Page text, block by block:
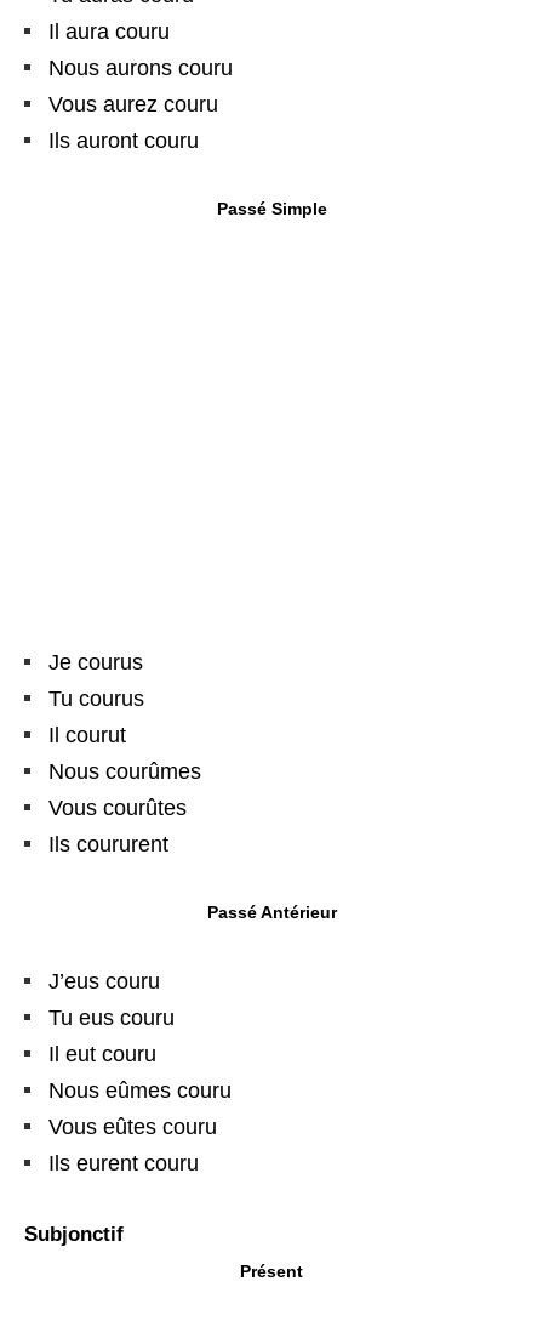
Il aura couru
Nous aurons couru
Vous aurez couru
Ils auront couru
Passé Simple
Je courus
Tu courus
Il courut
Nous courûmes
Vous courûtes
Ils coururent
Passé Antérieur
J’eus couru
Tu eus couru
Il eut couru
Nous eûmes couru
Vous eûtes couru
Ils eurent couru
Subjonctif
Présent